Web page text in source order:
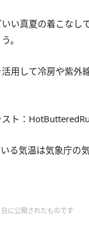
い真夏の着こなし
。
用して冷房や紫外
スト：
る気温は気象庁の
に公開されたものです